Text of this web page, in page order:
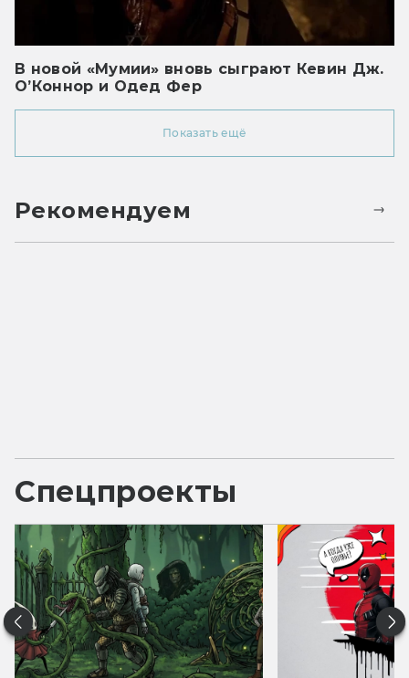
В новой «Мумии» вновь сыграют Кевин Дж.
О’Коннор и Одед Фер
Показать ещё
Рекомендуем
Спецпроекты